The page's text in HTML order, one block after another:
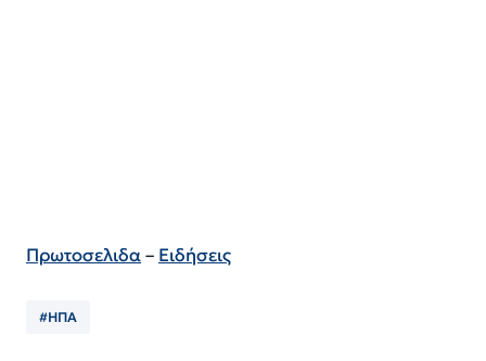
Πρωτοσελιδα– Ειδήσεις
#ΗΠΑ